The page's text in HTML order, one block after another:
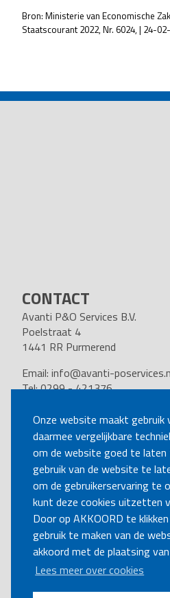
Onze website maakt gebruik
daarmee vergelijkbare
om de website goed te
gebruik van de website te
om de gebruikerservaring te
kunt deze cookies uitzetten
Door op AKKOORD te
gebruik te maken van de
akkoord met de plaatsing
Lees meer over cookies
Bron: Ministerie van Economische
Staatscourant 2022, Nr. 6024, | 24-
NAVIGATION
CONTACT
Avanti P&O Services B.V.
Poelstraat 4
1441 RR Purmerend
Email: info@avanti-
Tel: 0299 - 421376
Kvk nummer: 37140121
VOLG ONS
BEL MIJ
MAAK EEN